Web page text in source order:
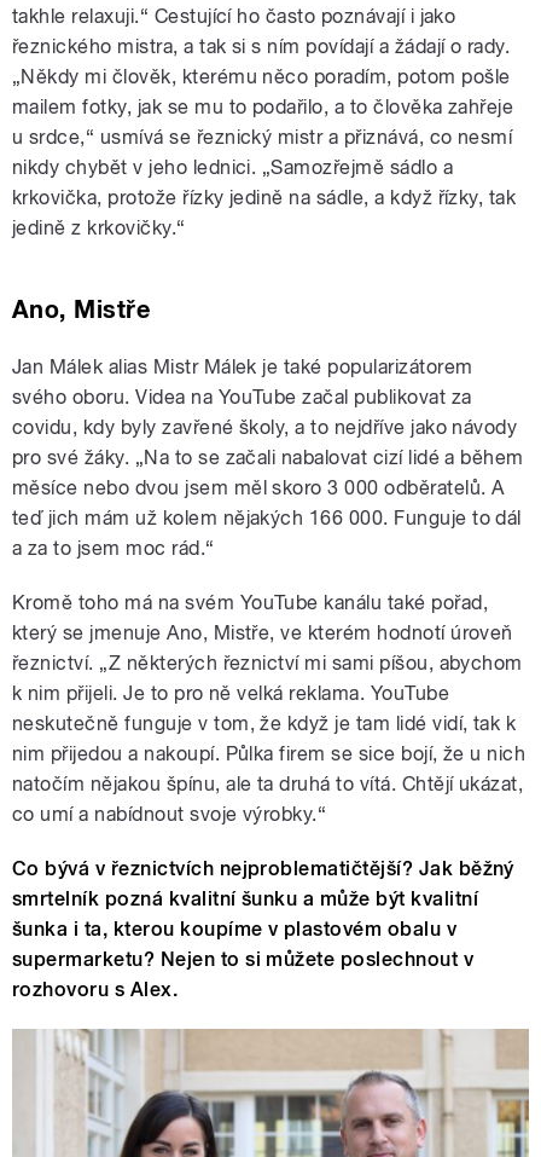
takhle relaxuji.“ Cestující ho často poznávají i jako
řeznického mistra, a tak si s ním povídají a žádají o rady.
„Někdy mi člověk, kterému něco poradím, potom pošle
mailem fotky, jak se mu to podařilo, a to člověka zahřeje
u srdce,“ usmívá se řeznický mistr a přiznává, co nesmí
nikdy chybět v jeho lednici. „Samozřejmě sádlo a
krkovička, protože řízky jedině na sádle, a když řízky, tak
jedině z krkovičky.“
Ano, Mistře
Jan Málek alias Mistr Málek je také popularizátorem
svého oboru. Videa na YouTube začal publikovat za
covidu, kdy byly zavřené školy, a to nejdříve jako návody
pro své žáky. „Na to se začali nabalovat cizí lidé a během
měsíce nebo dvou jsem měl skoro 3 000 odběratelů. A
teď jich mám už kolem nějakých 166 000. Funguje to dál
a za to jsem moc rád.“
Kromě toho má na svém YouTube kanálu také pořad,
který se jmenuje Ano, Mistře, ve kterém hodnotí úroveň
řeznictví. „Z některých řeznictví mi sami píšou, abychom
k nim přijeli. Je to pro ně velká reklama. YouTube
neskutečně funguje v tom, že když je tam lidé vidí, tak k
nim přijedou a nakoupí. Půlka firem se sice bojí, že u nich
natočím nějakou špínu, ale ta druhá to vítá. Chtějí ukázat,
co umí a nabídnout svoje výrobky.“
Co bývá v řeznictvích nejproblematičtější? Jak běžný
smrtelník pozná kvalitní šunku a může být kvalitní
šunka i ta, kterou koupíme v plastovém obalu v
supermarketu? Nejen to si můžete poslechnout v
rozhovoru s Alex.